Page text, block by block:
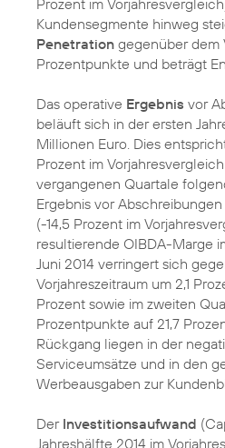
Prozent im
Kundensegmente hinweg
Penetration gegenüber dem
Prozentpunkte und beträgt
Das operative Ergebnis vor
beläuft sich in der ersten
Millionen Euro. Dies
Prozent im
vergangenen Quartale
Ergebnis vor
(-14,5 Prozent im
resultierende OIBDA-Marge
Juni 2014 verringert sich
Vorjahreszeitraum um 2,1
Prozent sowie im zweiten
Prozentpunkte auf 21,7
Rückgang liegen in der
Serviceumsätze und in den
Werbeausgaben zur
Der Investitionsaufwand
Jahreshälfte 2014 im